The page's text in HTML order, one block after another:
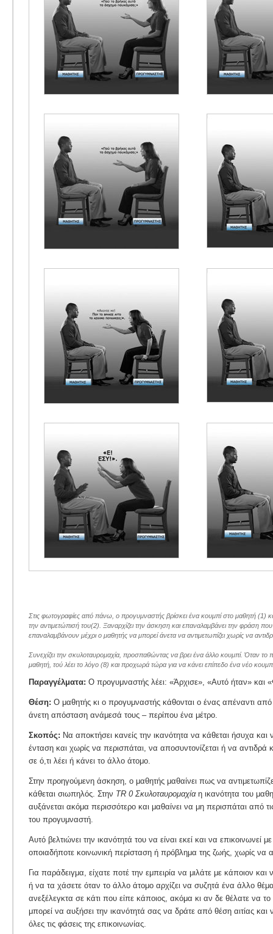
Στις φωτογραφίες από πάνω, ο προγυμναστής βρίσκει ένα κουμπί στο μαθητή (1) και
την αντιμετώπισή του(2). Ξαναρχίζει την άσκηση και επαναλαμβάνει την φράση
επαναλαμβάνουν μέχρι ο μαθητής να μπορεί άνετα να αντιμετωπίζει χωρίς να
Συνεχίζει την σκυλοταυρομαχία, προσπαθώντας να βρει ένα άλλο κουμπί. Όταν το
μαθητή, τού λέει το λόγο (8) και προχωρά τώρα για να κάνει επίπεδο ένα νέο
Παραγγέλματα: Ο προγυμναστής λέει: «Άρχισε», «Αυτό ήταν» και
Θέση: Ο μαθητής κι ο προγυμναστής κάθονται ο ένας απέναντι
άνετη απόσταση ανάμεσά τους – περίπου ένα μέτρο.
Σκοπός: Να αποκτήσει κανείς την ικανότητα να κάθεται ήσυχα και
ένταση και χωρίς να περισπάται, να αποσυντονίζεται ή να αντιδρά
σε ό,τι λέει ή κάνει το άλλο άτομο.
Στην προηγούμενη άσκηση, ο μαθητής μαθαίνει πως να
κάθεται σιωπηλός. Στην TR 0 Σκυλοταυρομαχίαη ικανότητα του
αυξάνεται ακόμα περισσότερο και μαθαίνει να μη περισπάται από
του προγυμναστή.
Αυτό βελτιώνει την ικανότητά του να είναι εκεί και να επικοινωνεί
οποιαδήποτε κοινωνική περίσταση ή πρόβλημα της ζωής, χωρίς να
Για παράδειγμα, είχατε ποτέ την εμπειρία να μιλάτε με κάποιον
ή να τα χάσετε όταν το άλλο άτομο αρχίζει να συζητά ένα άλλο
ανεξέλεγκτα σε κάτι που είπε κάποιος, ακόμα κι αν δε θέλατε να
μπορεί να αυξήσει την ικανότητά σας να δράτε από θέση αιτίας και
όλες τις φάσεις της επικοινωνίας.